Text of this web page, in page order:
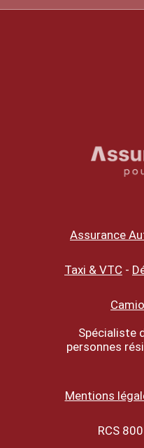
Assurance
Taxi & VTC -
Spécialiste
personnes
Mentions
RCS